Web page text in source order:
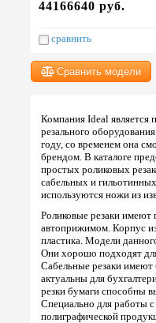
44166640 руб.
сравнить
Сравнить модели
Компания Ideal является
резального
году, со временем она
брендом. В каталоге
простых роликовых
сабельных и
используются ножи из
Роликовые резаки имеют
автоприжимом. Корпус
пластика. Модели
Они хорошо подходят
Сабельные резаки
актуальны для
резки бумаги способны
Специально для работы
полиграфической